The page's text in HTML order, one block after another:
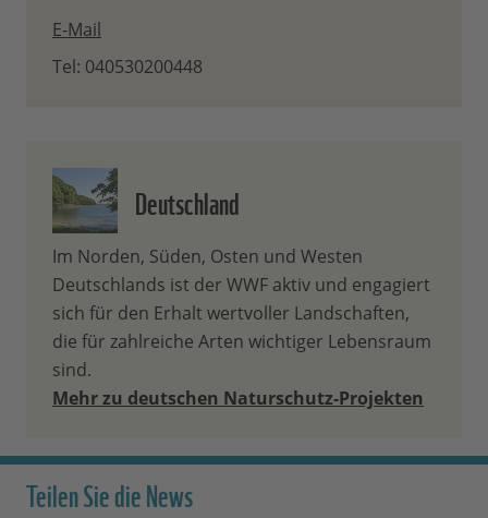
E-Mail
Tel: 040530200448
Deutschland
Im Norden, Süden, Osten und Westen
Deutschlands ist der WWF aktiv und engagiert
sich für den Erhalt wertvoller Landschaften,
die für zahlreiche Arten wichtiger Lebensraum
sind.
Mehr zu deutschen Naturschutz-Projekten
Teilen Sie die News